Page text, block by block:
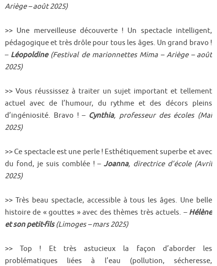
Ariège – août 2025)
>> Une merveilleuse découverte ! Un spectacle intelligent,
pédagogique et très drôle pour tous les âges. Un grand bravo !
– Léopoldine (Festival de marionnettes Mima – Ariège – août
2025)
>> Vous réussissez à traiter un sujet important et tellement
actuel avec de l’humour, du rythme et des décors pleins
d’ingéniosité. Bravo ! – Cynthia, professeur des écoles (Mai
2025)
>> Ce spectacle est une perle ! Esthétiquement superbe et avec
du fond, je suis comblée ! –Joanna, directrice d’école (Avril
2025)
>> Très beau spectacle, accessible à tous les âges. Une belle
histoire de « gouttes » avec des thèmes très actuels. – Hélène
et son petit-fils(Limoges – mars 2025)
>> Top ! Et très astucieux la façon d’aborder les
problématiques liées à l’eau (pollution, sécheresse,